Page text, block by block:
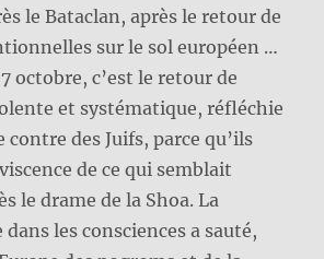
le Bataclan, après le retour de
sur le sol européen …
octobre, c’est le retour de
et systématique, réfléchie
des Juifs, parce qu’ils
de ce qui semblait
le drame de la Shoa. La
les consciences a sauté,